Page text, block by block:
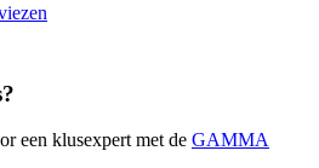
een klusexpert met de GAMMA